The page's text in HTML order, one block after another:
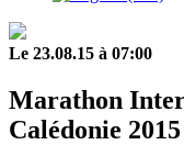
Le 23.08.15 à 07:00
Marathon
Calédonie 2015